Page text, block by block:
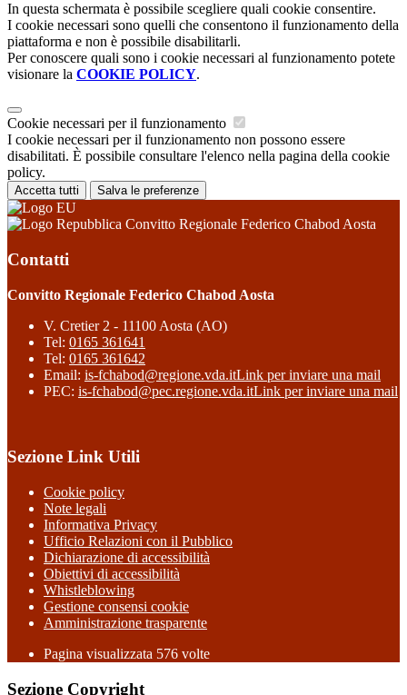
In questa schermata è possibile scegliere quali cookie consentire.
I cookie necessari sono quelli che consentono il funzionamento della
piattaforma e non è possibile disabilitarli.
Per conoscere quali sono i cookie necessari al funzionamento potete
visionare la COOKIE POLICY.
Cookie necessari per il funzionamento
I cookie necessari per il funzionamento non possono essere
disabilitati. È possibile consultare l'elenco nella pagina della cookie
policy.
Accetta tutti Salva le preferenze
Convitto Regionale Federico Chabod Aosta
Contatti
Convitto Regionale Federico Chabod Aosta
V. Cretier 2 - 11100 Aosta (AO)
Tel: 0165 361641
Tel: 0165 361642
Email: is-fchabod@regione.vda.itLink per inviare una mail
PEC: is-fchabod@pec.regione.vda.itLink per inviare una mail
Sezione Link Utili
Cookie policy
Note legali
Informativa Privacy
Ufficio Relazioni con il Pubblico
Dichiarazione di accessibilità
Obiettivi di accessibilità
Whistleblowing
Gestione consensi cookie
Amministrazione trasparente
Pagina visualizzata 576 volte
Sezione Copyright